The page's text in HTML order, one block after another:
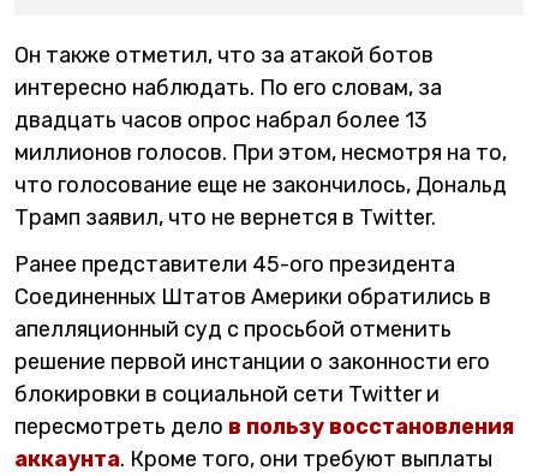
Он также отметил, что за атакой ботов
интересно наблюдать. По его словам, за
двадцать часов опрос набрал более 13
миллионов голосов. При этом, несмотря на то,
что голосование еще не закончилось, Дональд
Трамп заявил, что не вернется в Twitter.
Ранее представители 45-ого президента
Соединенных Штатов Америки обратились в
апелляционный суд с просьбой отменить
решение первой инстанции о законности его
блокировки в социальной сети Twitter и
пересмотреть дело в пользу восстановления
аккаунта. Кроме того, они требуют выплаты